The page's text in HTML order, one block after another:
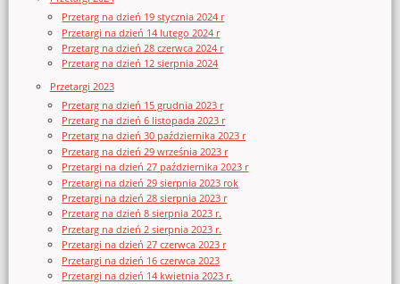
Przetarg na dzień 19 stycznia 2024 r
Przetargi na dzień 14 lutego 2024 r
Przetarg na dzień 28 czerwca 2024 r
Przetarg na dzień 12 sierpnia 2024
Przetargi 2023
Przetarg na dzień 15 grudnia 2023 r
Przetarg na dzień 6 listopada 2023 r
Przetarg na dzień 30 października 2023 r
Przetarg na dzień 29 września 2023 r
Przetargi na dzień 27 października 2023 r
Przetargi na dzień 29 sierpnia 2023 rok
Przetargi na dzień 28 sierpnia 2023 r
Przetarg na dzień 8 sierpnia 2023 r.
Przetarg na dzień 2 sierpnia 2023 r.
Przetargi na dzień 27 czerwca 2023 r
Przetargi na dzień 16 czerwca 2023
Przetargi na dzień 14 kwietnia 2023 r.